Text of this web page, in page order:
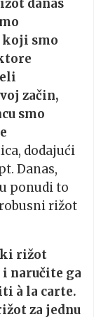
danas
koji smo
začin,
smo
dodajući
Danas,
ponudi to
rižot
rižot
naručite ga
à la carte.
za jednu